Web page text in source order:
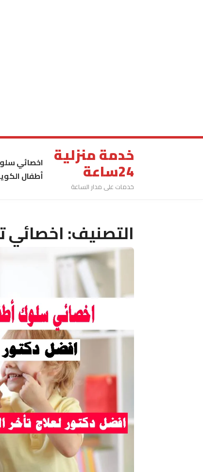
خدمة منزلية
24ساعة
خدمات على مدار الساعة
اخصائي
أطفال
التصنيف:اخصائي